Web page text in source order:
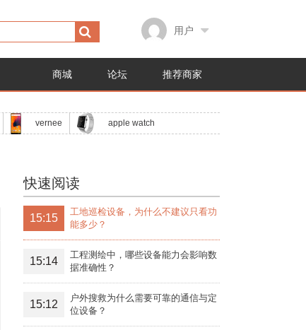
用户
商城 论坛 推荐商家
vernee apple watch
快速阅读
15:15
工地巡检设备，为什么不建议只看功
能多少？
15:14
工程测绘中，哪些设备能力会影响数
据准确性？
15:12
户外搜救为什么需要可靠的通信与定
位设备？